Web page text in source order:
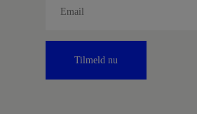
Tilmeld nu